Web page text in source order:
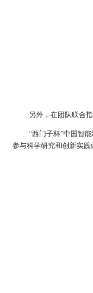
另外， 在团队联合
“西门子杯”中国智
参与科学研究和创新实践